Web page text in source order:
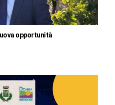
opportunità